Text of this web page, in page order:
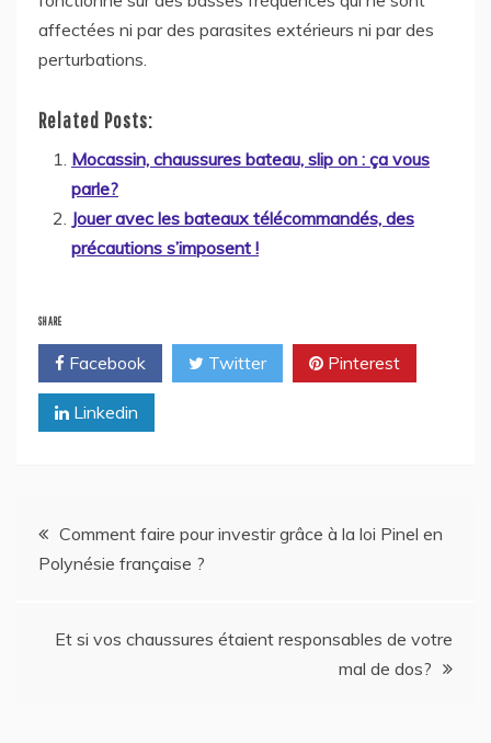
affectées ni par des parasites extérieurs ni par des
perturbations.
Related Posts:
Mocassin, chaussures bateau, slip on : ça vous
parle?
Jouer avec les bateaux télécommandés, des
précautions s’imposent !
SHARE
Facebook Twitter Pinterest
Linkedin
Navigation
l’article
Comment faire pour investir grâce à la loi Pinel en
Polynésie française ?
Et si vos chaussures étaient responsables de votre
mal de dos?